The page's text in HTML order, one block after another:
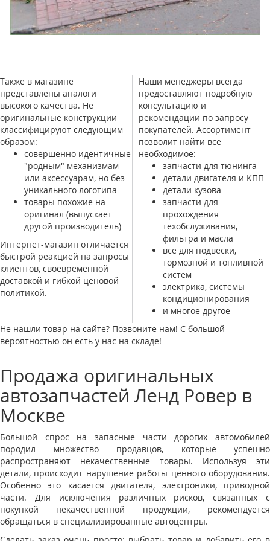
Также в магазине
представлены аналоги
высокого качества. Не
оригинальные конструкции
классифицируют следующим
образом:
совершенно идентичные
"родным" механизмам
или аксессуарам, но без
уникального логотипа
товары похожие на
оригинал (выпускает
другой производитель)
Интернет-магазин отличается
быстрой реакцией на запросы
клиентов, своевременной
доставкой и гибкой ценовой
политикой.
Наши менеджеры всегда
предоставляют подробную
консультацию и
рекомендации по запросу
покупателей. Ассортимент
позволит найти все
необходимое:
запчасти для тюнинга
детали двигателя и КПП
детали кузова
запчасти для
прохождения
техобслуживания,
фильтра и масла
всё для подвески,
тормозной и топливной
систем
электрика, системы
кондиционирования
и многое другое
Не нашли товар на сайте? Позвоните нам! С большой
вероятностью он есть у нас на складе!
Продажа оригинальных
автозапчастей Ленд Ровер в
Москве
Большой спрос на запасные части дорогих автомобилей
породил множество продавцов, которые успешно
распространяют некачественные товары. Используя эти
детали, происходит нарушение работы ценного оборудования.
Особенно это касается двигателя, электроники, приводной
части. Для исключения различных рисков, связанных с
покупкой некачественной продукции, рекомендуется
обращаться в специализированные автоцентры.